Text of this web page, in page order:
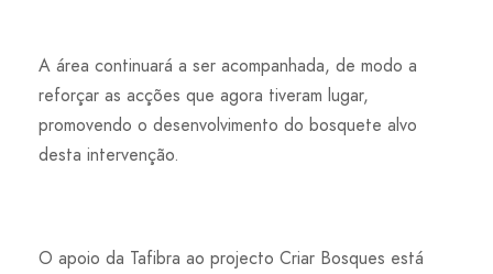
A área continuará a ser acompanhada, de modo a
reforçar as acções que agora tiveram lugar,
promovendo o desenvolvimento do bosquete alvo
desta intervenção.
O apoio da Tafibra ao projecto Criar Bosques está